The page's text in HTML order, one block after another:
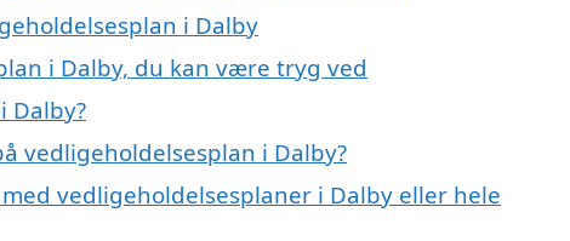
i Dalby
i Dalby, du kan være tryg ved
Dalby?
vedligeholdelsesplan i Dalby?
vedligeholdelsesplaner i Dalby eller hele